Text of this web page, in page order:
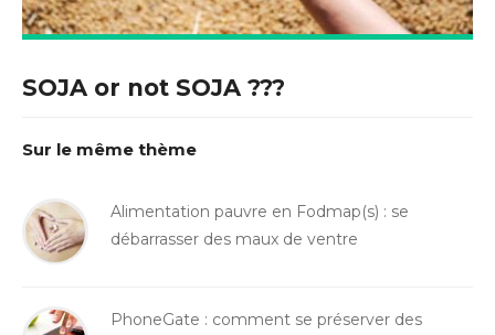
SOJA or not SOJA ???
Sur le même thème
Alimentation pauvre en Fodmap(s) : se
débarrasser des maux de ventre
PhoneGate : comment se préserver des